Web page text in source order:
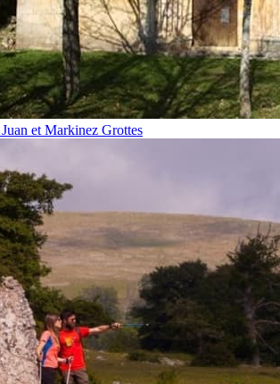
et Markinez Grottes